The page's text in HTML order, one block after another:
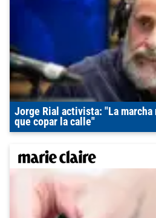
Jorge Rial activista: "La marcha
que copar la calle"